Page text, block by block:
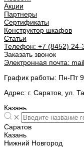
Акции
Партнеры
Сертификаты
Конструктор шкафов
Статьи
Телефон: +7 (8452) 24-
Заказать звонок
Электронная почта:
График работы: Пн-Пт
Адрес: г. Саратов, ул.
Казань
Саратов
Казань
Нижний Новгород